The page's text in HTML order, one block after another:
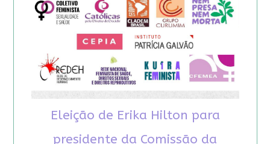
Eleição de Erika Hilton para
presidente da Comissão da